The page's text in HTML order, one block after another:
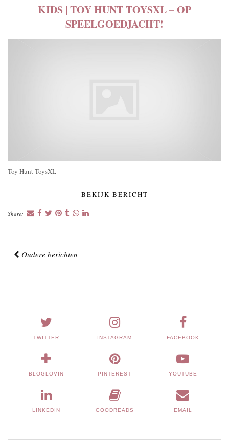
KIDS | TOY HUNT TOYSXL – OP
SPEELGOEDJACHT!
Toy Hunt ToysXL
BEKIJK BERICHT
Share:
Oudere berichten
TWITTER INSTAGRAM FACEBOOK
BLOGLOVIN PINTEREST YOUTUBE
LINKEDIN GOODREADS EMAIL